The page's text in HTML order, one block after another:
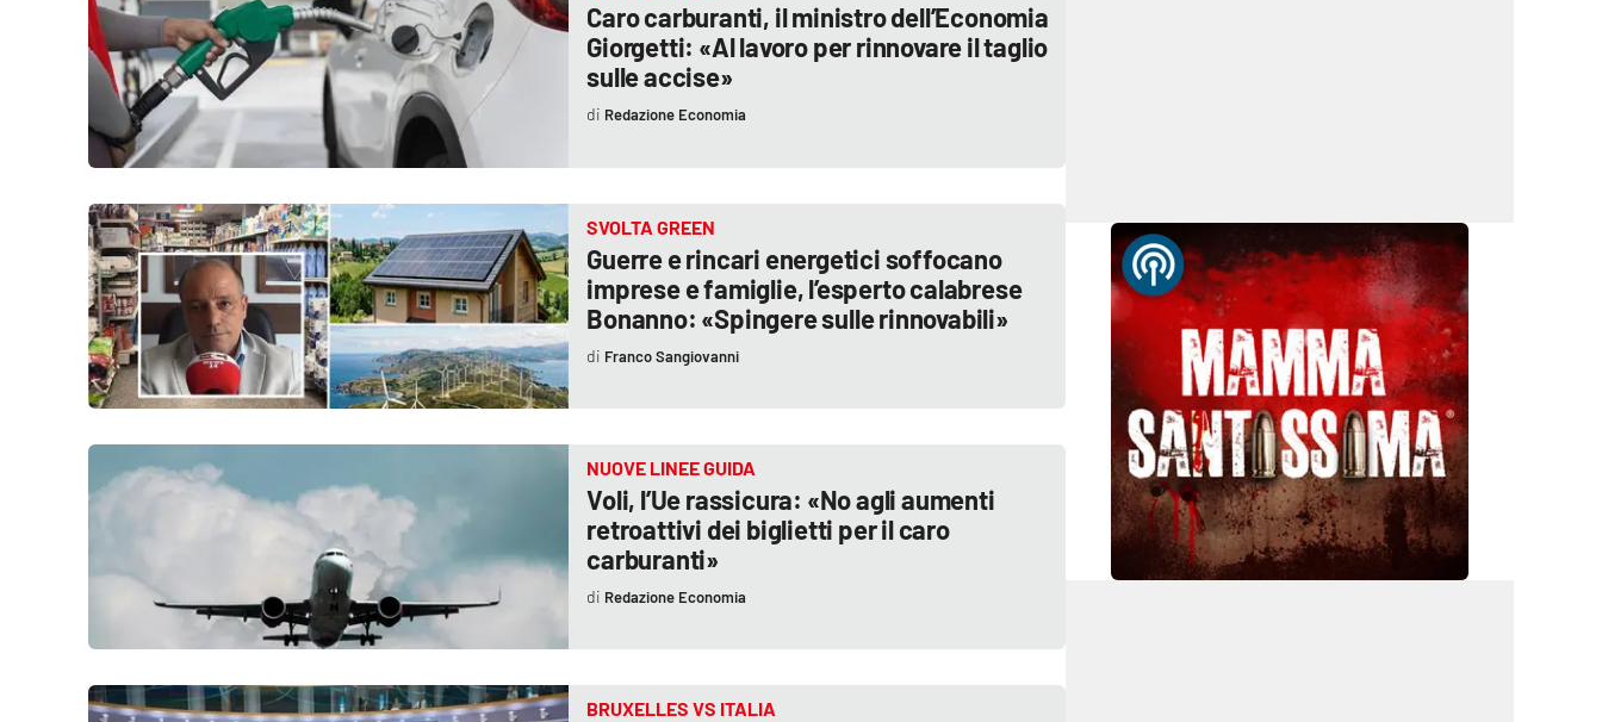
Reggio Calabria
Lamezia Terme
Caro carburanti, il ministro dell’Economia
Giorgetti: «Al lavoro per rinnovare il taglio
sulle accise»
Redazione Economia
SVOLTA GREEN
Guerre e rincari energetici soffocano
imprese e famiglie, l’esperto calabrese
Bonanno: «Spingere sulle rinnovabili»
Franco Sangiovanni
NUOVE LINEE GUIDA
Voli, l’Ue rassicura: «No agli aumenti
retroattivi dei biglietti per il caro
carburanti»
Redazione Economia
BRUXELLES VS ITALIA